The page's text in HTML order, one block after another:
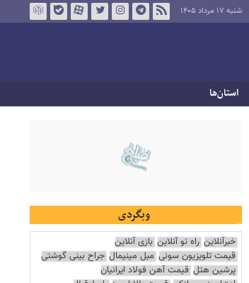
شنبه ۱۷ مرداد ۱۴۰۵
استان‌ها
وبگردی
خبرآنلاین راه نو آنلاین بازی آنلاین
قیمت تلویزیون سونی مبل مینیمال جراح بینی گوشتی
پرشین هتل قیمت آهن فولاد ایرانیان